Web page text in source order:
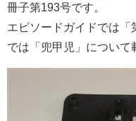
冊子第193号です。
エピソードガイドでは
では「兜甲児」について